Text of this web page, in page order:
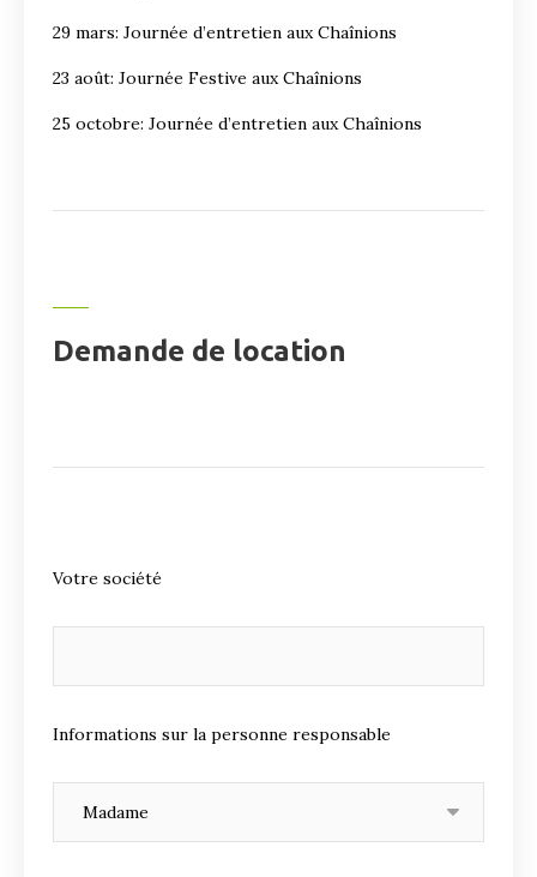
29 mars: Journée d’entretien aux Chaînions
23 août: Journée Festive aux Chaînions
25 octobre: Journée d’entretien aux Chaînions
Demande de location
Votre société
Informations sur la personne responsable